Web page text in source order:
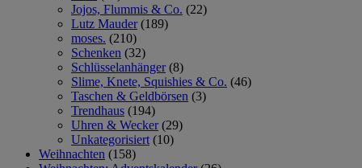
Jojos, Flummis & Co. (22)
Lutz Mauder (189)
moses. (210)
Schenken (32)
Schlüsselanhänger (8)
Slime, Knete, Squishies & Co. (46)
Taschen & Geldbörsen (3)
Trendhaus (194)
Uhren & Wecker (29)
Unkategorisiert (10)
Weihnachten (158)